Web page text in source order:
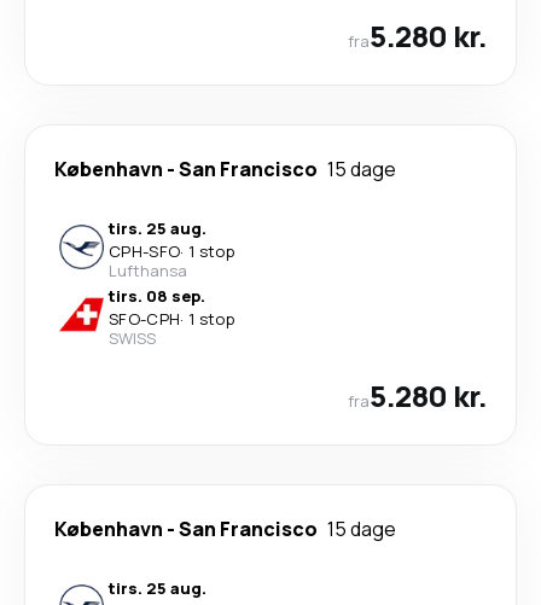
fra5.280 kr.
København -San Francisco 15 dage
tirs. 25 aug.
CPH-SFO· 1 stop
Lufthansa
tirs. 08 sep.
SFO-CPH· 1 stop
SWISS
fra5.280 kr.
København -San Francisco 15 dage
tirs. 25 aug.